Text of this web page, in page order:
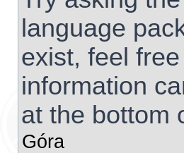
language
exist, feel
information
at the bottom
Góra